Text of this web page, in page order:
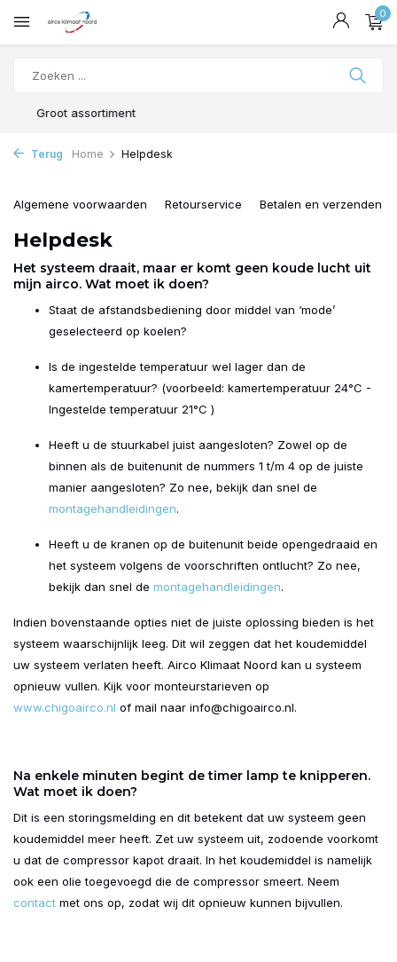
0
Terug Home Helpdesk
Algemene voorwaarden Retourservice Betalen en verzenden
Helpdesk
Het systeem draait, maar er komt geen koude lucht uit
mijn airco. Wat moet ik doen?
Staat de afstandsbediening door middel van ‘mode’
geselecteerd op koelen?
Is de ingestelde temperatuur wel lager dan de
kamertemperatuur? (voorbeeld: kamertemperatuur 24°C -
Ingestelde temperatuur 21°C )
Heeft u de stuurkabel juist aangesloten? Zowel op de
binnen als de buitenunit de nummers 1 t/m 4 op de juiste
manier aangesloten? Zo nee, bekijk dan snel de
montagehandleidingen.
Heeft u de kranen op de buitenunit beide opengedraaid en
het systeem volgens de voorschriften ontlucht? Zo nee,
bekijk dan snel de montagehandleidingen.
Indien bovenstaande opties niet de juiste oplossing bieden is het
systeem waarschijnlijk leeg. Dit wil zeggen dat het koudemiddel
uw systeem verlaten heeft. Airco Klimaat Noord kan u systeem
opnieuw vullen. Kijk voor monteurstarieven op
www.chigoairco.nl of mail naar info@chigoairco.nl.
Na enkele minuten begint de timer lamp te knipperen.
Wat moet ik doen?
Dit is een storingsmelding en dit betekent dat uw systeem geen
koudemiddel meer heeft. Zet uw systeem uit, zodoende voorkomt
u dat de compressor kapot draait. In het koudemiddel is namelijk
ook een olie toegevoegd die de compressor smeert. Neem
contact met ons op, zodat wij dit opnieuw kunnen bijvullen.